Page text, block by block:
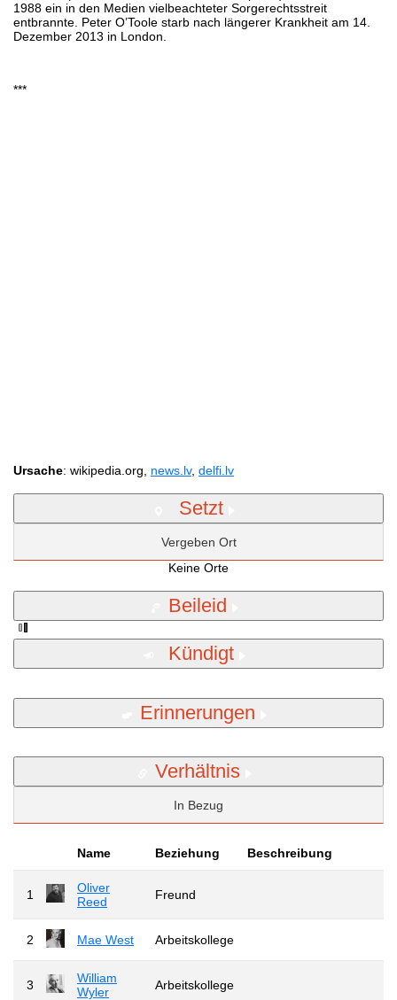
1988 ein in den Medien vielbeachteter Sorgerechtsstreit
entbrannte. Peter O’Toole starb nach längerer Krankheit am 14.
Dezember 2013 in London.
***
Ursache: wikipedia.org, news.lv, delfi.lv
Setzt
Vergeben Ort
Keine Orte
Beileid
Kündigt
Erinnerungen
Verhältnis
In Bezug
Name Beziehung Beschreibung
1
Oliver
Reed
Freund
2 Mae West Arbeitskollege
3
William
Wyler
Arbeitskollege